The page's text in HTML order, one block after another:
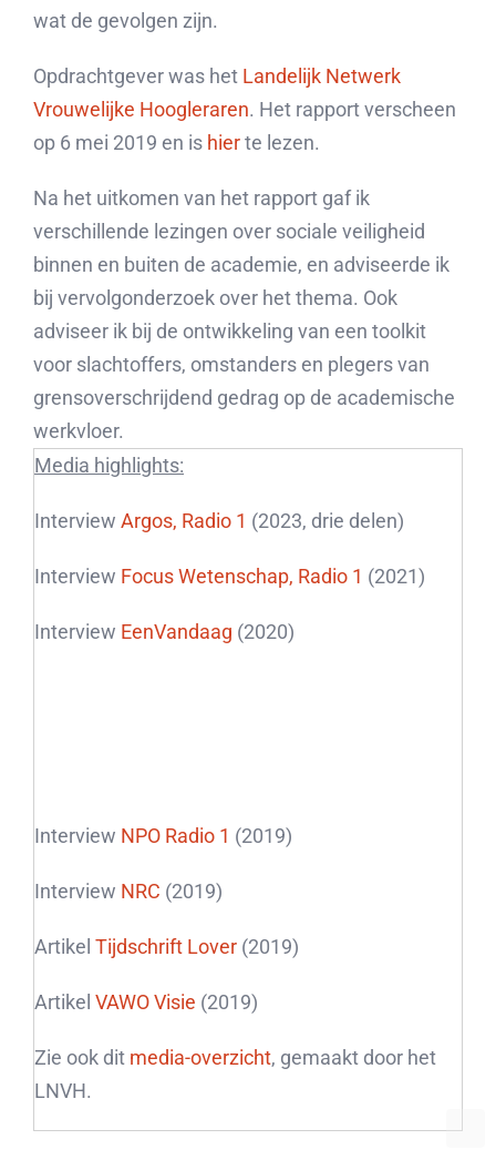
wat de gevolgen zijn.
Opdrachtgever was het Landelijk Netwerk
Vrouwelijke Hoogleraren. Het rapport verscheen
op 6 mei 2019 en is hierte lezen.
Na het uitkomen van het rapport gaf ik
verschillende lezingen over sociale veiligheid
binnen en buiten de academie, en adviseerde ik
bij vervolgonderzoek over het thema. Ook
adviseer ik bij de ontwikkeling van een toolkit
voor slachtoffers, omstanders en plegers van
grensoverschrijdend gedrag op de academische
werkvloer.
Media highlights:
Interview Argos, Radio 1 (2023, drie delen)
Interview Focus Wetenschap, Radio 1 (2021)
Interview EenVandaag (2020)
Interview NPO Radio 1 (2019)
Interview NRC (2019)
Artikel Tijdschrift Lover (2019)
Artikel VAWO Visie (2019)
Zie ook dit media-overzicht, gemaakt door het
LNVH.